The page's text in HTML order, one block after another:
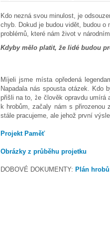
Kdo nezná svou minulost, je
chyb. Dokud je budou vidět, budou
problémů, které nám život v
Kdyby mělo platit, že lidé budou
Míjeli jsme místa opředená
Napadala nás spousta otázek. Kdo
přišli na to, že člověk opravdu
k hrobům, začaly nám s
stále pracujeme, ale jehož první
Projekt Paměť
Obrázky z průběhu projetku
DOBOVÉ DOKUMENTY: Plán